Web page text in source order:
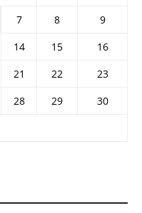
7 8
9
14 15
16
21 22
23
28 29
30